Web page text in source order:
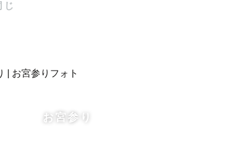
や打
お宮参り